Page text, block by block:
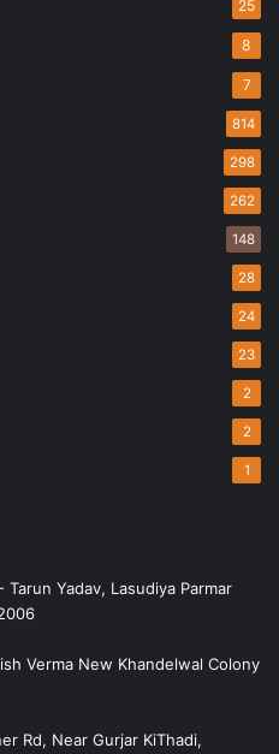
25
8
7
814
298
262
148
28
24
23
2
2
1
Yadav, Lasudiya Parmar
Verma New Khandelwal Colony
Rd, Near Gurjar KiThadi,